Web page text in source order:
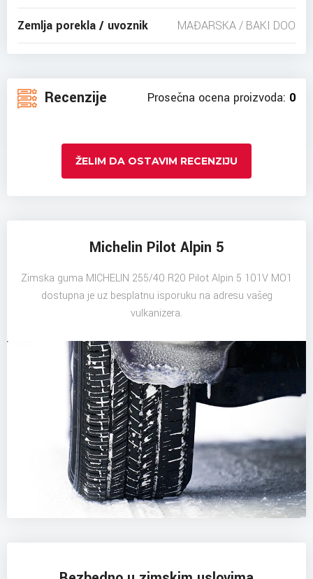
Zemlja porekla / uvoznik MAĐARSKA / BAKI DOO
Recenzije Prosečna ocena proizvoda: 0
ŽELIM DA OSTAVIM RECENZIJU
Michelin Pilot Alpin 5
Zimska guma MICHELIN 255/40 R20 Pilot Alpin 5 101V MO1
dostupna je uz besplatnu isporuku na adresu vašeg
vulkanizera.